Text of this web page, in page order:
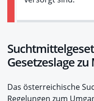
Gesetzeslage
Das österreichische
Regelungen zum